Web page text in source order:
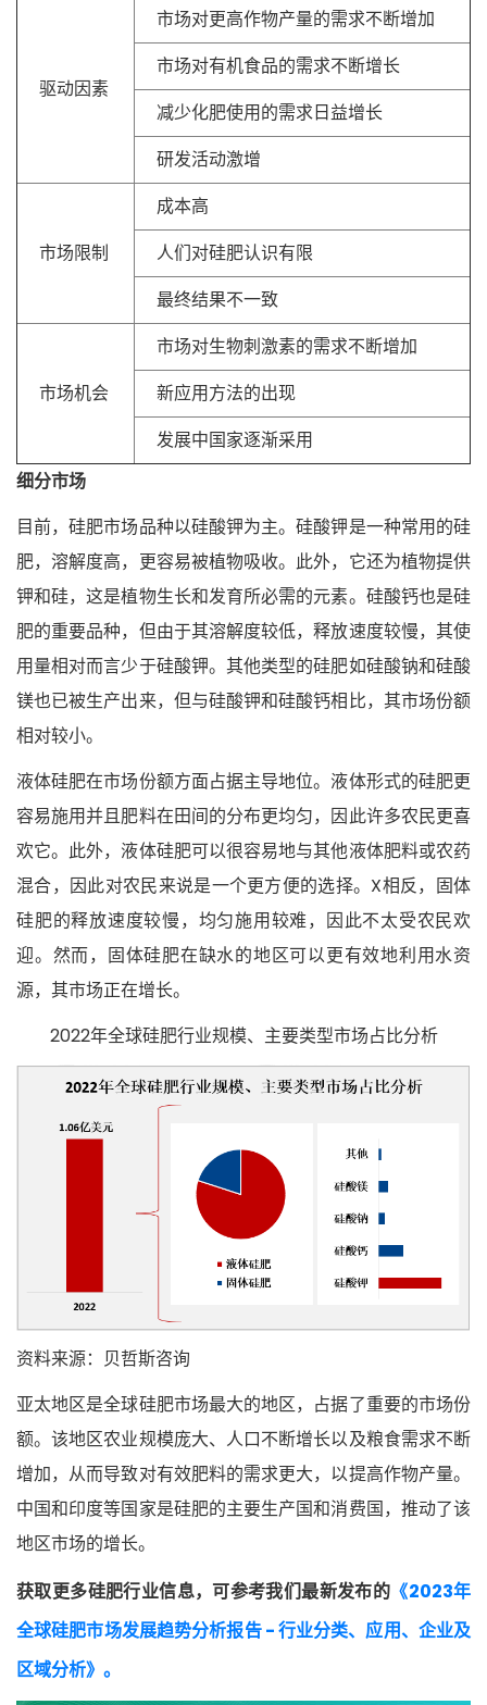
驱动因素
市场对更高作物产量的需求不断增加
市场对有机食品的需求不断增长
减少化肥使用的需求日益增长
研发活动激增
市场限制
成本高
人们对硅肥认识有限
最终结果不一致
市场机会
市场对生物刺激素的需求不断增加
新应用方法的出现
发展中国家逐渐采用
细分市场
目前，硅肥市场品种以硅酸钾为主。硅酸钾是一种常用的硅
肥，溶解度高，更容易被植物吸收。此外，它还为植物提供
钾和硅，这是植物生长和发育所必需的元素。硅酸钙也是硅
肥的重要品种，但由于其溶解度较低，释放速度较慢，其使
用量相对而言少于硅酸钾。其他类型的硅肥如硅酸钠和硅酸
镁也已被生产出来，但与硅酸钾和硅酸钙相比，其市场份额
相对较小。
液体硅肥在市场份额方面占据主导地位。液体形式的硅肥更
容易施用并且肥料在田间的分布更均匀，因此许多农民更喜
欢它。此外，液体硅肥可以很容易地与其他液体肥料或农药
混合，因此对农民来说是一个更方便的选择。X相反，固体
硅肥的释放速度较慢，均匀施用较难，因此不太受农民欢
迎。然而，固体硅肥在缺水的地区可以更有效地利用水资
源，其市场正在增长。
2022年全球硅肥行业规模、主要类型市场占比分析
资料来源：贝哲斯咨询
亚太地区是全球硅肥市场最大的地区，占据了重要的市场份
额。该地区农业规模庞大、人口不断增长以及粮食需求不断
增加，从而导致对有效肥料的需求更大，以提高作物产量。
中国和印度等国家是硅肥的主要生产国和消费国，推动了该
地区市场的增长。
获取更多硅肥行业信息，可参考我们最新发布的 《2023年
全球硅肥市场发展趋势分析报告 - 行业分类、应用、企业及
区域分析》。